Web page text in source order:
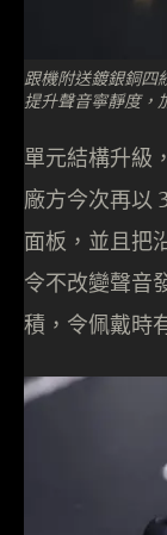
跟機附送鍍銀銅四
提升聲音寧靜度，
單元結構升級
廠方今次再以
面板，並且把
令不改變聲音
積，令佩戴時